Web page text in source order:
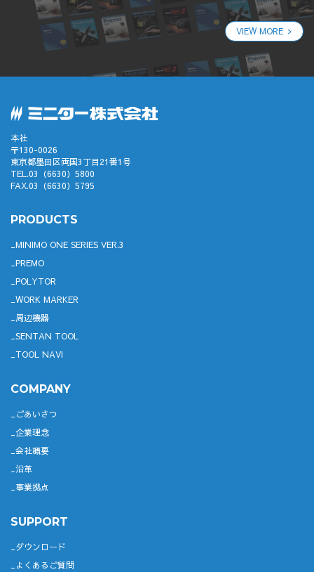
VIEW MORE
本社
〒130-0026
東京都墨田区両国3丁目21番1号
TEL.03（6630）5800
FAX.03（6630）5795
PRODUCTS
MINIMO ONE SERIES VER.3
PREMO
POLYTOR
WORK MARKER
周辺機器
SENTAN TOOL
TOOL NAVI
COMPANY
ごあいさつ
企業理念
会社概要
沿革
事業拠点
SUPPORT
ダウンロード
よくあるご質問